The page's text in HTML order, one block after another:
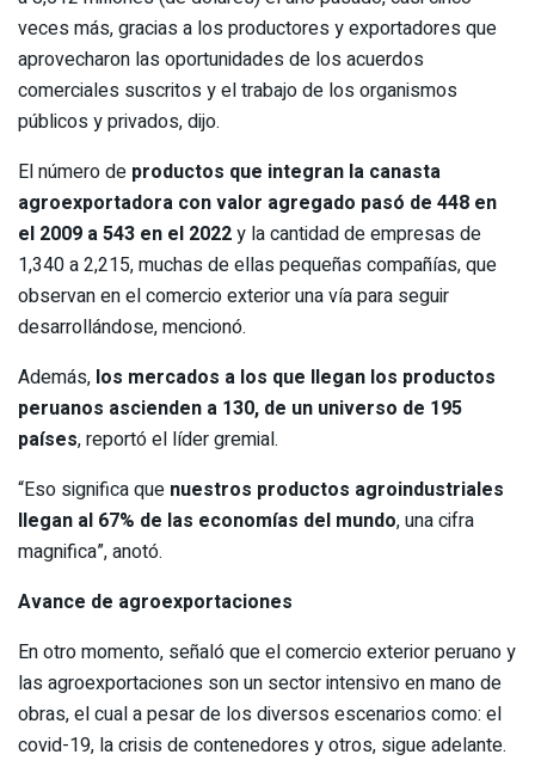
veces más, gracias a los productores y exportadores que
aprovecharon las oportunidades de los acuerdos
comerciales suscritos y el trabajo de los organismos
públicos y privados, dijo.
El número de productos que integran la canasta
agroexportadora con valor agregado pasó de 448 en
el 2009 a 543 en el 2022y la cantidad de empresas de
1,340 a 2,215, muchas de ellas pequeñas compañías, que
observan en el comercio exterior una vía para seguir
desarrollándose, mencionó.
Además, los mercados a los que llegan los productos
peruanos ascienden a 130, de un universo de 195
países, reportó el líder gremial.
“Eso significa que nuestros productos agroindustriales
llegan al 67% de las economías del mundo, una cifra
magnifica”, anotó.
Avance de agroexportaciones
En otro momento, señaló que el comercio exterior peruano y
las agroexportaciones son un sector intensivo en mano de
obras, el cual a pesar de los diversos escenarios como: el
covid-19, la crisis de contenedores y otros, sigue adelante.